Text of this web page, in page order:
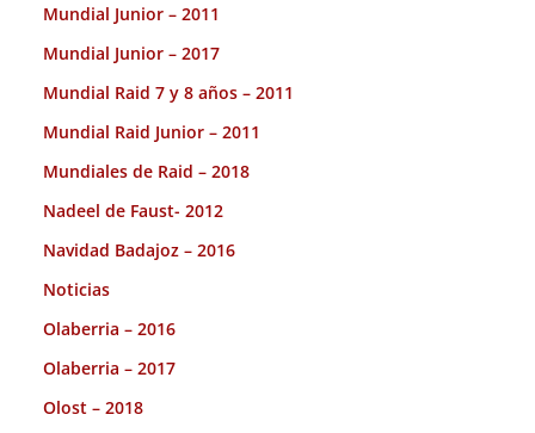
Mundial Junior – 2011
Mundial Junior – 2017
Mundial Raid 7 y 8 años – 2011
Mundial Raid Junior – 2011
Mundiales de Raid – 2018
Nadeel de Faust- 2012
Navidad Badajoz – 2016
Noticias
Olaberria – 2016
Olaberria – 2017
Olost – 2018